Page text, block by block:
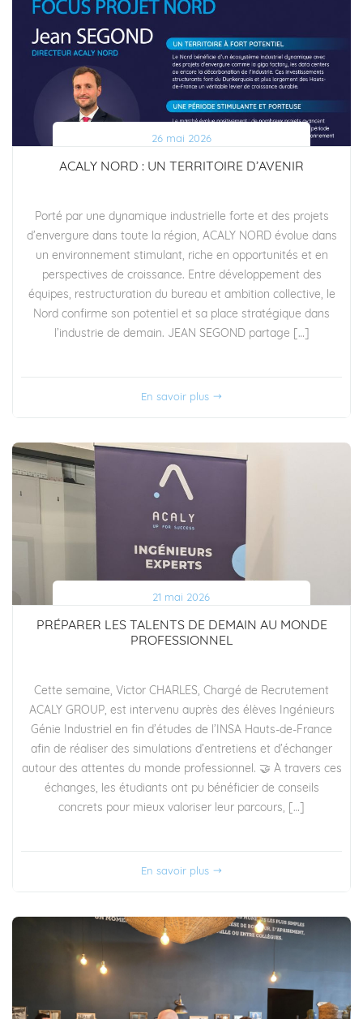
26 mai 2026
ACALY NORD : UN TERRITOIRE D’AVENIR
Porté par une dynamique industrielle forte et des projets
d’envergure dans toute la région, ACALY NORD évolue dans
un environnement stimulant, riche en opportunités et en
perspectives de croissance. Entre développement des
équipes, restructuration du bureau et ambition collective, le
Nord confirme son potentiel et sa place stratégique dans
l’industrie de demain. JEAN SEGOND partage […]
En savoir plus
21 mai 2026
PRÉPARER LES TALENTS DE DEMAIN AU MONDE
PROFESSIONNEL
Cette semaine, Victor CHARLES, Chargé de Recrutement
ACALY GROUP, est intervenu auprès des élèves Ingénieurs
Génie Industriel en fin d’études de l’INSA Hauts-de-France
afin de réaliser des simulations d’entretiens et d’échanger
autour des attentes du monde professionnel. 🤝 À travers ces
échanges, les étudiants ont pu bénéficier de conseils
concrets pour mieux valoriser leur parcours, […]
En savoir plus